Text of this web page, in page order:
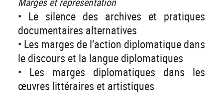
• Le silence des archives et pratiques
documentaires alternatives
• Les marges de l’action diplomatique dans
le discours et la langue diplomatiques
• Les marges diplomatiques dans les
œuvres littéraires et artistiques